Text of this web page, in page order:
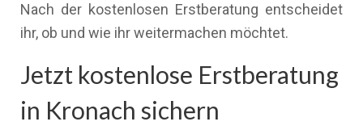
Nach der kostenlosen Erstberatung entscheidet
ihr, ob und wie ihr weitermachen möchtet.
Jetzt kostenlose Erstberatung
in Kronach sichern